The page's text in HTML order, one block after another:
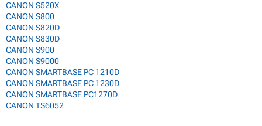
CANON S520X
CANON S800
CANON S820D
CANON S830D
CANON S900
CANON S9000
CANON SMARTBASE PC 1210D
CANON SMARTBASE PC 1230D
CANON SMARTBASE PC1270D
CANON TS6052